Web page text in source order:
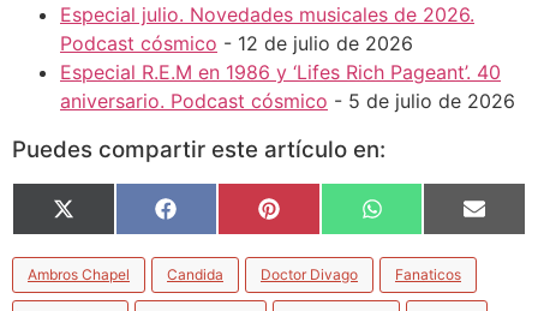
Especial julio. Novedades musicales de 2026.
Podcast cósmico - 12 de julio de 2026
Especial R.E.M en 1986 y ‘Lifes Rich Pageant’. 40
aniversario. Podcast cósmico - 5 de julio de 2026
Puedes compartir este artículo en:
X
(Twitter)
Facebook Pinterest WhatsApp Email
Ambros Chapel Candida Doctor Divago Fanaticos